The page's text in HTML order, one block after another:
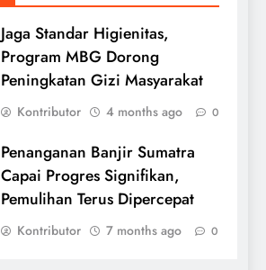
Jaga Standar Higienitas,
Program MBG Dorong
Peningkatan Gizi Masyarakat
Kontributor 4 months ago 0
Penanganan Banjir Sumatra
Capai Progres Signifikan,
Pemulihan Terus Dipercepat
Kontributor 7 months ago 0